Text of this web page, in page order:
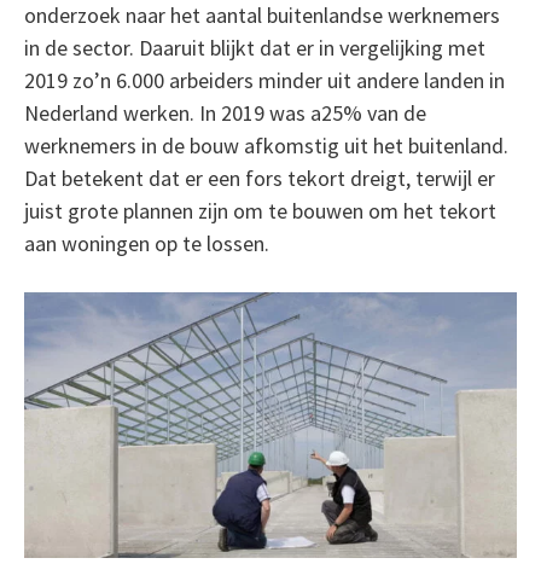
onderzoek naar het aantal buitenlandse werknemers
in de sector. Daaruit blijkt dat er in vergelijking met
2019 zo’n 6.000 arbeiders minder uit andere landen in
Nederland werken. In 2019 was a25% van de
werknemers in de bouw afkomstig uit het buitenland.
Dat betekent dat er een fors tekort dreigt, terwijl er
juist grote plannen zijn om te bouwen om het tekort
aan woningen op te lossen.